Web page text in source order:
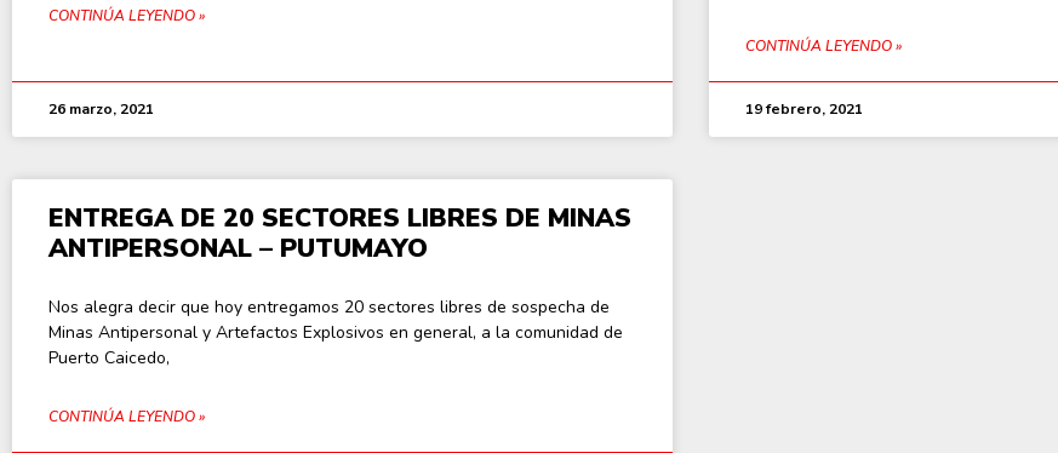
CONTINÚA LEYENDO »
26 marzo, 2021
CONTINÚA LEYENDO »
19 febrero, 2021
ENTREGA DE 20 SECTORES LIBRES DE MINAS
ANTIPERSONAL – PUTUMAYO
Nos alegra decir que hoy entregamos 20 sectores libres de sospecha de
Minas Antipersonal y Artefactos Explosivos en general, a la comunidad de
Puerto Caicedo,
CONTINÚA LEYENDO »